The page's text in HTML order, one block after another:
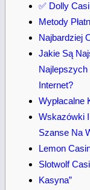
✅ Dolly
Metody
Najbardziej
Jakie Są
Internet?
Wypłacalne
Wskazówki
Szanse Na
Lemon
Slotwolf
Kasyna”